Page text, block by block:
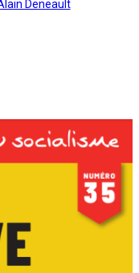
Deneault